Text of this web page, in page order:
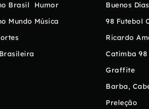
Brasil
Mundo
Humor
Música
Buenos Días
98 Futebol
Ricardo
Catimba 98
Graffite
Barba,
Preleção